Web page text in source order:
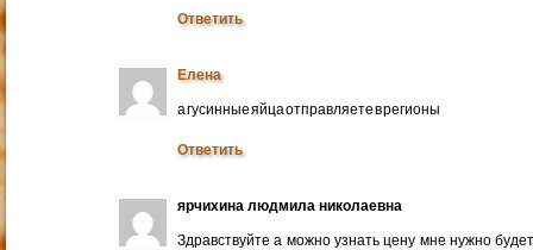
Ответить
Елена
а гусинные яйца отправляете в регионы
Ответить
ярчихина людмила николаевна
Здравствуйте а можно узнать цену мне нужно